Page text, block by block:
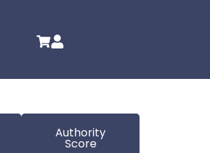
Authority
Score